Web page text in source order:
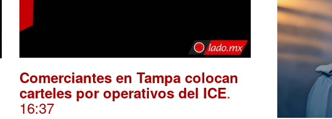
Comerciantes en Tampa colocan
carteles por operativos del ICE.
16:37